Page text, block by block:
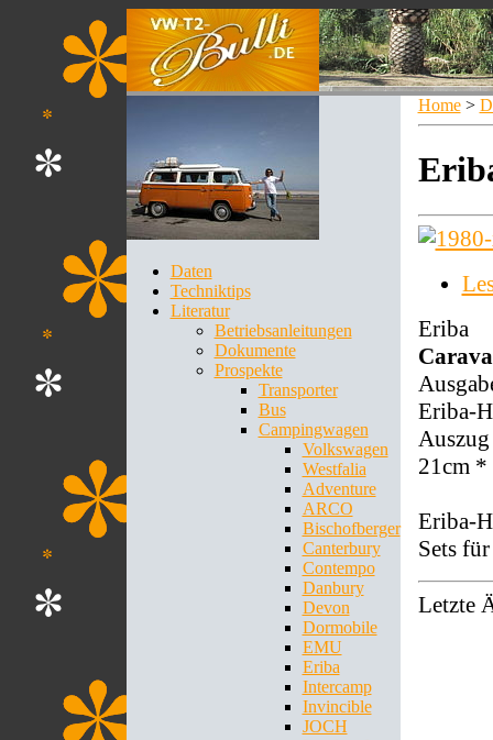
Daten
Techniktips
Literatur
Betriebsanleitungen
Dokumente
Prospekte
Transporter
Bus
Campingwagen
Volkswagen
Westfalia
Adventure
ARCO
Bischofberger
Canterbury
Contempo
Danbury
Devon
Dormobile
EMU
Eriba
Intercamp
Invincible
JOCH
Home >
Eriba
Eriba-
21cm *
Eriba-
Sets
Letzte